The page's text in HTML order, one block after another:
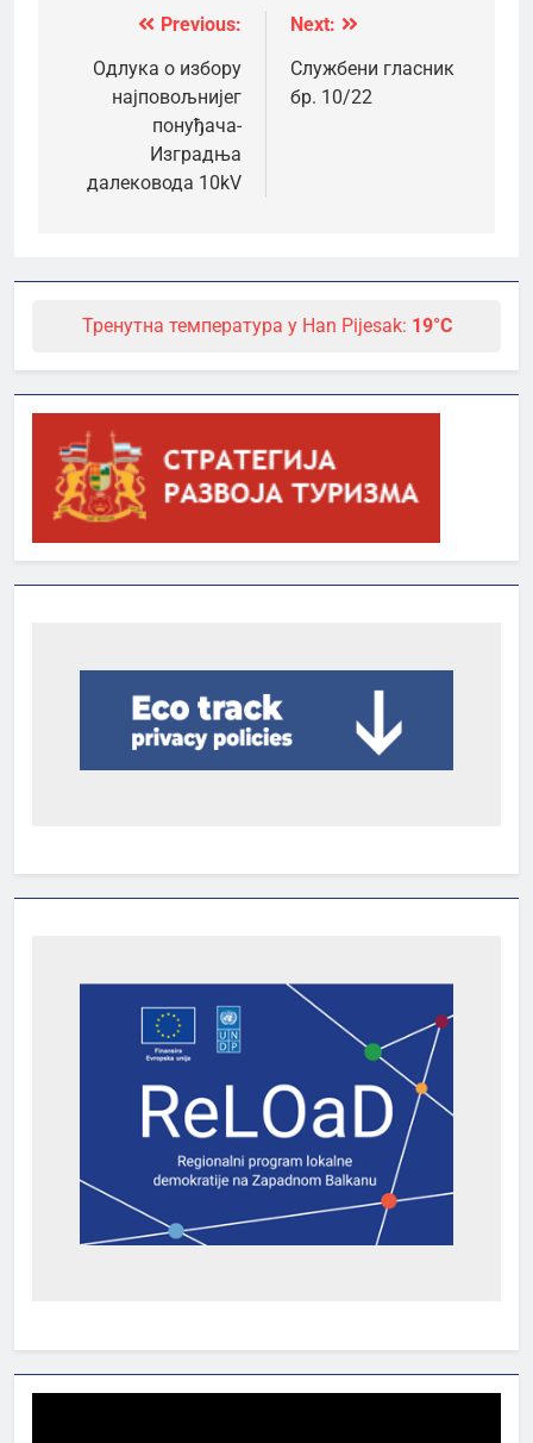
Кретање
чланка
Previous:
Одлука о избору
најповољнијег
понуђача-
Изградња
далековода 10kV
Next:
Службени гласник
бр. 10/22
Тренутна температура у Han Pijesak: 19°C